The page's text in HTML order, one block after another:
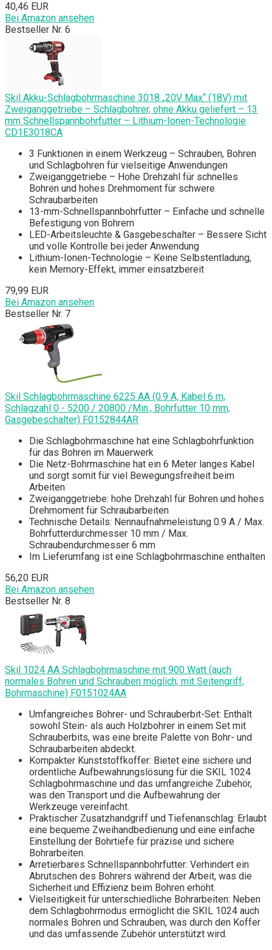
40,46 EUR
Bei Amazon ansehen
Bestseller Nr. 6
Skil Akku-Schlagbohrmaschine 3018 „20V Max“ (18V) mit
Zweiganggetriebe – Schlagbohrer, ohne Akku geliefert – 13
mm Schnellspannbohrfutter – Lithium-Ionen-Technologie
CD1E3018CA
3 Funktionen in einem Werkzeug – Schrauben, Bohren
und Schlagbohren für vielseitige Anwendungen
Zweiganggetriebe – Hohe Drehzahl für schnelles
Bohren und hohes Drehmoment für schwere
Schraubarbeiten
13-mm-Schnellspannbohrfutter – Einfache und schnelle
Befestigung von Bohrern
LED-Arbeitsleuchte & Gasgebeschalter – Bessere Sicht
und volle Kontrolle bei jeder Anwendung
Lithium-Ionen-Technologie – Keine Selbstentladung,
kein Memory-Effekt, immer einsatzbereit
79,99 EUR
Bei Amazon ansehen
Bestseller Nr. 7
Skil Schlagbohrmaschine 6225 AA (0.9 A, Kabel 6 m,
Schlagzahl 0 - 5200 / 20800 /Min., Bohrfutter 10 mm,
Gasgebeschalter) F0152844AR
Die Schlagbohrmaschine hat eine Schlagbohrfunktion
für das Bohren im Mauerwerk
Die Netz-Bohrmaschine hat ein 6 Meter langes Kabel
und sorgt somit für viel Bewegungsfreiheit beim
Arbeiten
Zweiganggetriebe: hohe Drehzahl für Bohren und hohes
Drehmoment für Schraubarbeiten
Technische Details: Nennaufnahmeleistung 0.9 A / Max.
Bohrfutterdurchmesser 10 mm / Max.
Schraubendurchmesser 6 mm
Im Lieferumfang ist eine Schlagbohrmaschine enthalten
56,20 EUR
Bei Amazon ansehen
Bestseller Nr. 8
Skil 1024 AA Schlagbohrmaschine mit 900 Watt (auch
normales Bohren und Schrauben möglich, mit Seitengriff,
Bohrmaschine) F0151024AA
Umfangreiches Bohrer- und Schrauberbit-Set: Enthält
sowohl Stein- als auch Holzbohrer in einem Set mit
Schrauberbits, was eine breite Palette von Bohr- und
Schraubarbeiten abdeckt.
Kompakter Kunststoffkoffer: Bietet eine sichere und
ordentliche Aufbewahrungslösung für die SKIL 1024
Schlagbohrmaschine und das umfangreiche Zubehör,
was den Transport und die Aufbewahrung der
Werkzeuge vereinfacht.
Praktischer Zusatzhandgriff und Tiefenanschlag: Erlaubt
eine bequeme Zweihandbedienung und eine einfache
Einstellung der Bohrtiefe für präzise und sichere
Bohrarbeiten.
Arretierbares Schnellspannbohrfutter: Verhindert ein
Abrutschen des Bohrers während der Arbeit, was die
Sicherheit und Effizienz beim Bohren erhöht.
Vielseitigkeit für unterschiedliche Bohrarbeiten: Neben
dem Schlagbohrmodus ermöglicht die SKIL 1024 auch
normales Bohren und Schrauben, was durch den Koffer
und das umfassende Zubehör unterstützt wird.